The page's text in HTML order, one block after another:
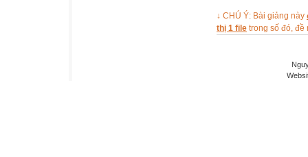
↓ CHÚ Ý: Bài giảng này
thị 1 file trong số đó, đề